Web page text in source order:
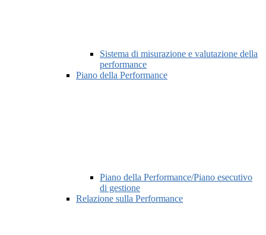
Sistema di misurazione e valutazione della
performance
Piano della Performance
Piano della Performance/Piano esecutivo
di gestione
Relazione sulla Performance